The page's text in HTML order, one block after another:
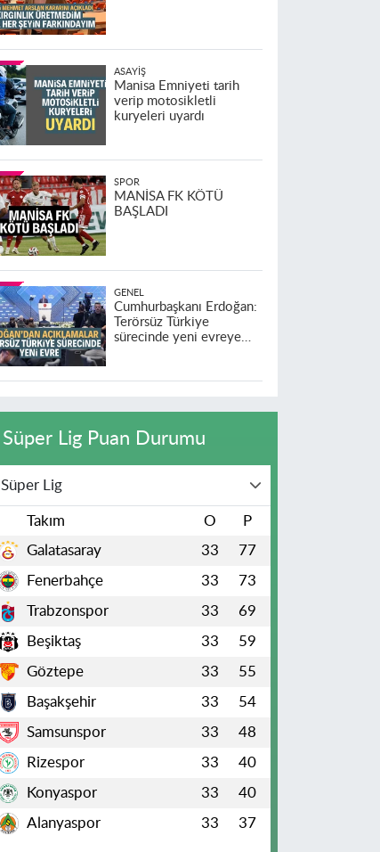
ASAYIŞ
Manisa Emniyeti tarih
verip motosikletli
kuryeleri uyardı
SPOR
MANİSA FK KÖTÜ
BAŞLADI
GENEL
Cumhurbaşkanı Erdoğan:
Terörsüz Türkiye
sürecinde yeni evreye
Süper Lig Puan Durumu
Süper Lig
Takım O P
Galatasaray 33 77
Fenerbahçe 33 73
Trabzonspor 33 69
Beşiktaş 33 59
Göztepe 33 55
Başakşehir 33 54
Samsunspor 33 48
Rizespor 33 40
Konyaspor 33 40
Alanyaspor 33 37